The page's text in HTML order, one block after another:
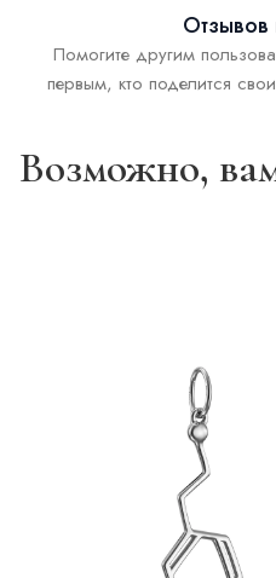
Отзывов
Помогите другим
первым, кто поделится
Возможно,